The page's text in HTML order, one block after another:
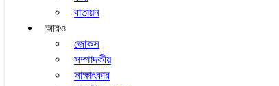
বাতায়ন
আরও
জোকস
সম্পাদকীয়
সাক্ষাৎকার